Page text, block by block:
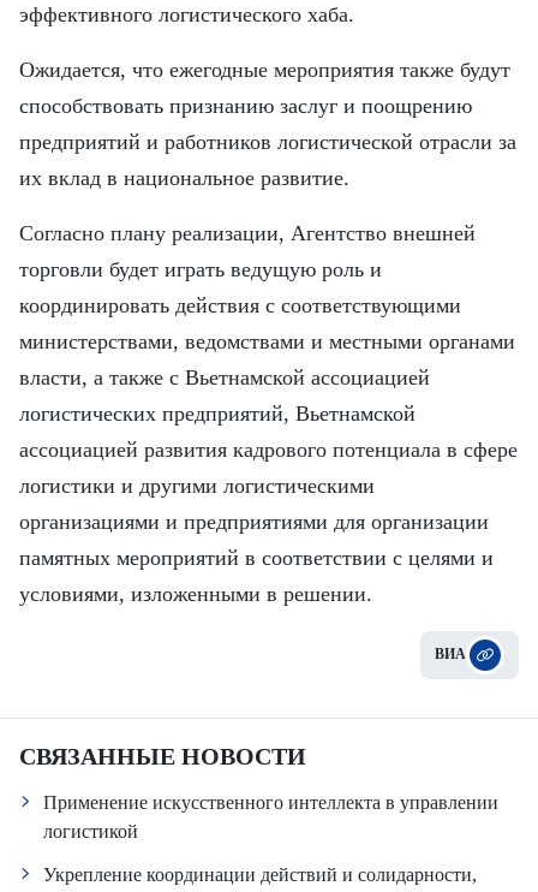
эффективного логистического хаба.
Ожидается, что ежегодные мероприятия также будут
способствовать признанию заслуг и поощрению
предприятий и работников логистической отрасли за
их вклад в национальное развитие.
Согласно плану реализации, Агентство внешней
торговли будет играть ведущую роль и
координировать действия с соответствующими
министерствами, ведомствами и местными органами
власти, а также с Вьетнамской ассоциацией
логистических предприятий, Вьетнамской
ассоциацией развития кадрового потенциала в сфере
логистики и другими логистическими
организациями и предприятиями для организации
памятных мероприятий в соответствии с целями и
условиями, изложенными в решении.
ВИА
СВЯЗАННЫЕ НОВОСТИ
Применение искусственного интеллекта в управлении
логистикой
Укрепление координации действий и солидарности,